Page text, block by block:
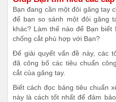
Bạn đang cần một đôi găng tay
để bạn so sánh một đôi găng
khác? Làm thế nào để Bạn
chống cắt phù hợp với Bạn?
Để giải quyết vấn đề này, các
đã công bố các tiêu chuẩn
cắt của găng tay.
Biết cách đọc bảng tiêu chuẩn
này là cách tốt nhất để đảm